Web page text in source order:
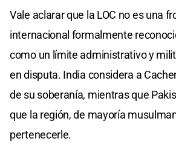
Vale aclarar que la LOC no es una
internacional formalmente
como un límite administrativo y
en disputa. India considera a
de su soberanía, mientras que
que la región, de mayoría
pertenecerle.